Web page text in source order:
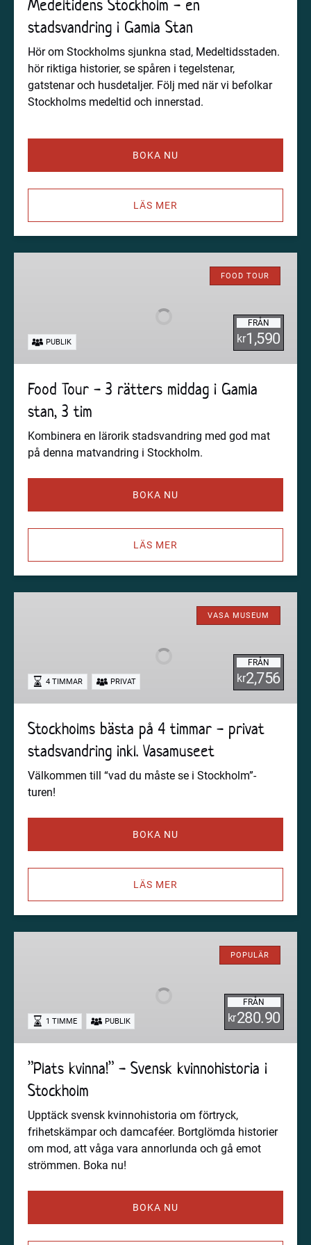
Medeltidens Stockholm - en
stadsvandring i Gamla Stan
Hör om Stockholms sjunkna stad, Medeltidsstaden.
hör riktiga historier, se spåren i tegelstenar,
gatstenar och husdetaljer. Följ med när vi befolkar
Stockholms medeltid och innerstad.
BOKA NU
LÄS MER
middag
i
stan,
FOOD TOUR
FRÅN
kr1,590
PUBLIK
Food Tour - 3 rätters middag i Gamla
stan, 3 tim
Kombinera en lärorik stadsvandring med god mat
på denna matvandring i Stockholm.
BOKA NU
LÄS MER
privat
inkl.
Vasamuseet
VASA MUSEUM
FRÅN
kr2,756
4 TIMMAR PRIVAT
Stockholms bästa på 4 timmar - privat
stadsvandring inkl. Vasamuseet
Välkommen till “vad du måste se i Stockholm”-
turen!
BOKA NU
LÄS MER
Stockholm
POPULÄR
FRÅN
kr280.90
1 TIMME PUBLIK
”Plats kvinna!” - Svensk kvinnohistoria i
Stockholm
Upptäck svensk kvinnohistoria om förtryck,
frihetskämpar och damcaféer. Bortglömda historier
om mod, att våga vara annorlunda och gå emot
strömmen. Boka nu!
BOKA NU